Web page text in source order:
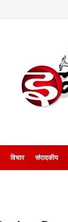
विचार संपादकीय